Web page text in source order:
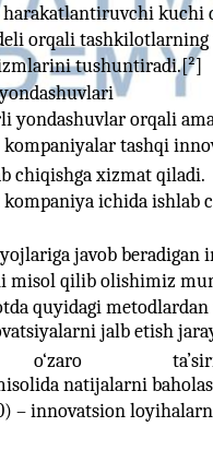
kuchi
orqali
tushuntiradi.[²]
yondashuvlar orqali
tashqi
chiqishga xizmat qiladi.
ichida ishlab
javob beradigan
misol qilib olishimiz
quyidagi
jalb etish
o‘zaro
natijalarni
– innovatsion